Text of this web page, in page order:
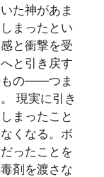
た神があま
まったとい
と衝撃を受
と引き戻す
もの――つま
現実に引き
まったこと
くなる。ボ
ったことを
剤を渡さな